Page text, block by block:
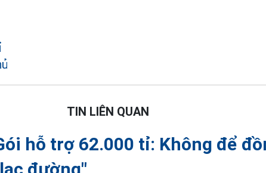
TIN LIÊN QUAN
hỗ trợ 62.000 tỉ: Không để